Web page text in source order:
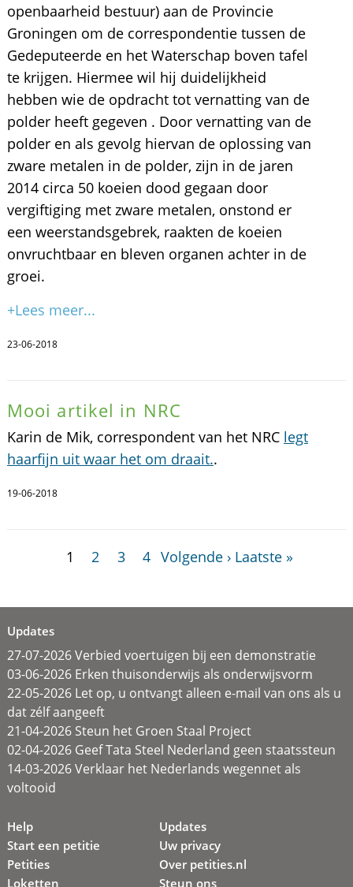
openbaarheid bestuur) aan de Provincie
Groningen om de correspondentie tussen de
Gedeputeerde en het Waterschap boven tafel
te krijgen. Hiermee wil hij duidelijkheid
hebben wie de opdracht tot vernatting van de
polder heeft gegeven . Door vernatting van de
polder en als gevolg hiervan de oplossing van
zware metalen in de polder, zijn in de jaren
2014 circa 50 koeien dood gegaan door
vergiftiging met zware metalen, onstond er
een weerstandsgebrek, raakten de koeien
onvruchtbaar en bleven organen achter in de
groei.
+Lees meer...
23-06-2018
Mooi artikel in NRC
Karin de Mik, correspondent van het NRC legt
haarfijn uit waar het om draait..
19-06-2018
1 2 3 4 Volgende › Laatste »
Updates
27-07-2026 Verbied voertuigen bij een demonstratie
03-06-2026 Erken thuisonderwijs als onderwijsvorm
22-05-2026 Let op, u ontvangt alleen e-mail van ons als u
dat zélf aangeeft
21-04-2026 Steun het Groen Staal Project
02-04-2026 Geef Tata Steel Nederland geen staatssteun
14-03-2026 Verklaar het Nederlands wegennet als
voltooid
Help
Start een petitie
Petities
Loketten
Updates
Uw privacy
Over petities.nl
Steun ons